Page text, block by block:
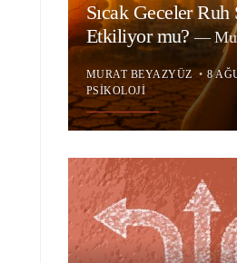
Sıcak Geceler Ruh
Etkiliyor mu?—
MURAT BEYAZYÜZ • 8
PSIKOLOJI